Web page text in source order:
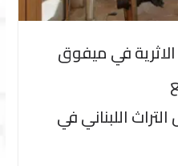
في ميفوق
اللبناني في